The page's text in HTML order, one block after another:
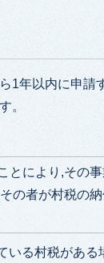
1年以内に申請
。
とにより,その
の者が村税の
る村税がある